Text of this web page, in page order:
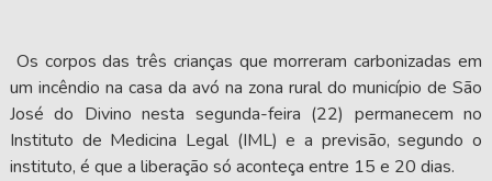
Os corpos das três crianças que morreram carbonizadas em
um incêndio na casa da avó na zona rural do município de São
José do Divino nesta segunda-feira (22) permanecem no
Instituto de Medicina Legal (IML) e a previsão, segundo o
instituto, é que a liberação só aconteça entre 15 e 20 dias.